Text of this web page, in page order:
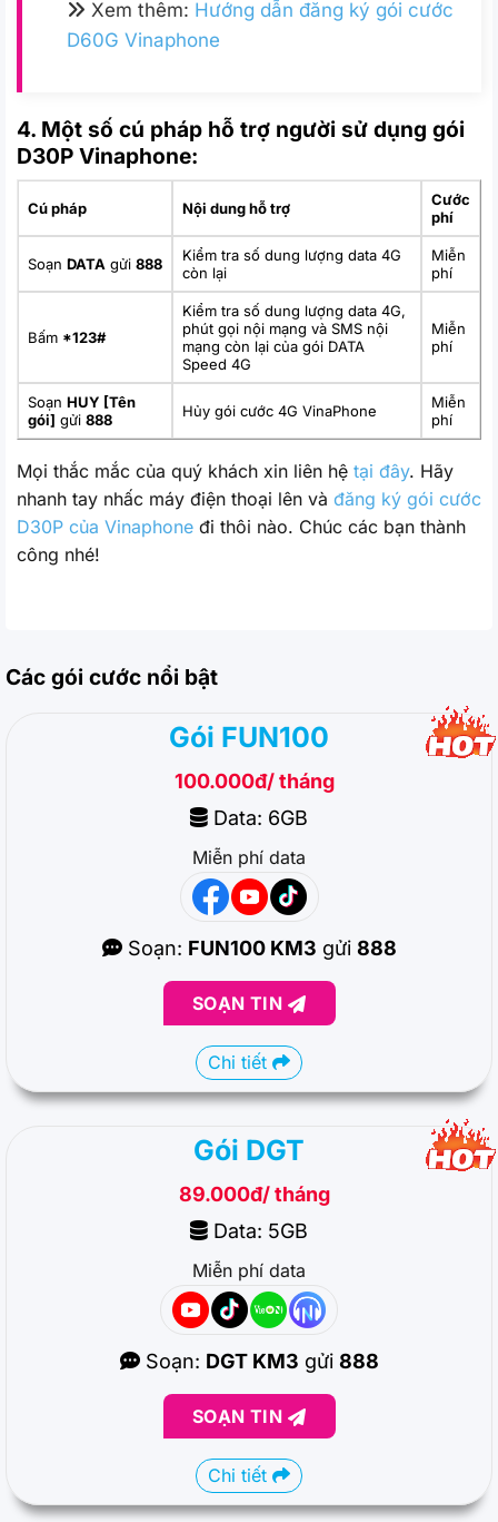
Xem thêm: Hướng dẫn đăng ký gói cước
D60G Vinaphone
4. Một số cú pháp hỗ trợ người sử dụng gói
D30P Vinaphone:
Cú pháp Nội dung hỗ trợ
Cước
phí
Soạn DATA gửi 888
Kiểm tra số dung lượng data 4G
còn lại
Miễn
phí
Bấm *123#
Kiểm tra số dung lượng data 4G,
phút gọi nội mạng và SMS nội
mạng còn lại của gói DATA
Speed 4G
Miễn
phí
Soạn HUY [Tên
gói] gửi 888 Hủy gói cước 4G VinaPhone
Miễn
phí
Mọi thắc mắc của quý khách xin liên hệ tại đây. Hãy
nhanh tay nhấc máy điện thoại lên và đăng ký gói cước
D30P của Vinaphone đi thôi nào. Chúc các bạn thành
công nhé!
Các gói cước nổi bật
Gói FUN100
100.000đ/ tháng
Data: 6GB
Miễn phí data
Soạn: FUN100 KM3 gửi 888
SOẠN TIN
Chi tiết
Gói DGT
89.000đ/ tháng
Data: 5GB
Miễn phí data
Soạn: DGT KM3 gửi 888
SOẠN TIN
Chi tiết